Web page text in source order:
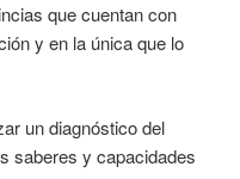
que cuentan con
y en la única que lo
un diagnóstico del
saberes y capacidades